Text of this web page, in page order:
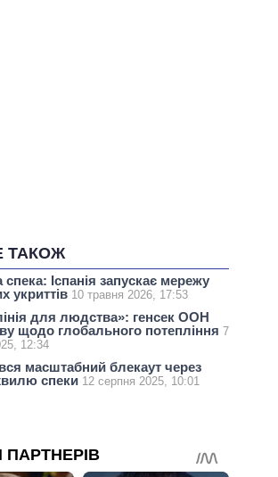
ТАКОЖ
Іспанія запускає мережу
укриттів 10 травня 2026, 17:53
для людства»: генсек ООН
щодо глобального потепління 7
12:34
масштабний блекаут через
спеки 12 серпня 2025, 10:01